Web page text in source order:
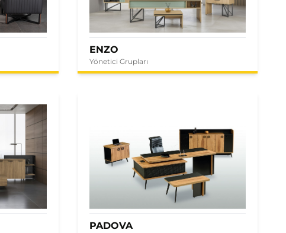
ENZO
Yönetici Grupları
PADOVA